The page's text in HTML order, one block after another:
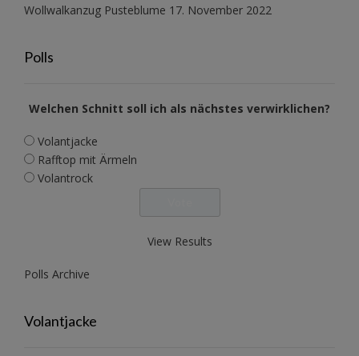
Wollwalkanzug Pusteblume 17. November 2022
Polls
Welchen Schnitt soll ich als nächstes verwirklichen?
Volantjacke
Rafftop mit Ärmeln
Volantrock
View Results
Polls Archive
Volantjacke